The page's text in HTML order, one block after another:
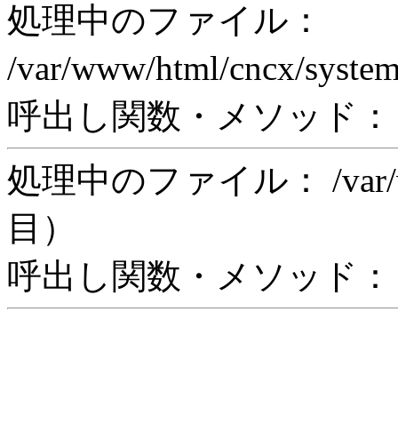
処理中のファイル：
/var/www/html/cncx/
呼出し関数・メソッド：
処理中のファイル： /
目）
呼出し関数・メソッド：